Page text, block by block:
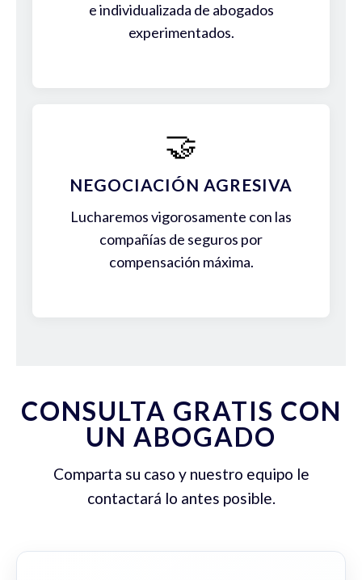
e individualizada de abogados
experimentados.
🤝
NEGOCIACIÓN AGRESIVA
Lucharemos vigorosamente con las
compañías de seguros por
compensación máxima.
CONSULTA GRATIS CON
UN ABOGADO
Comparta su caso y nuestro equipo le
contactará lo antes posible.